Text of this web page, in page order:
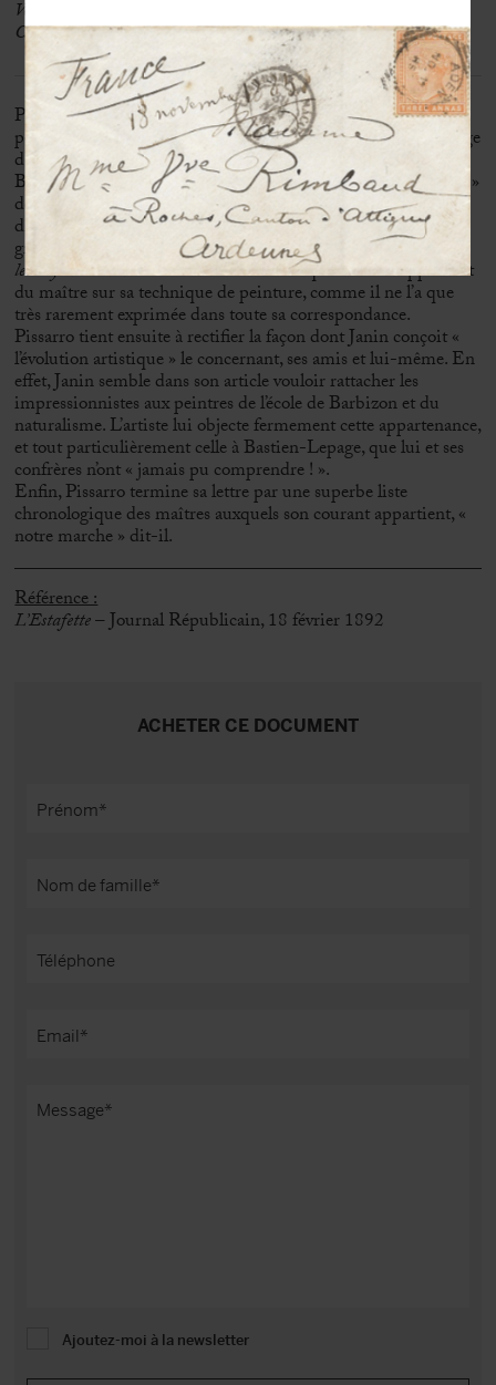
Votre dévoué
C. Pissarro.»
Pissarro envoie ici ses remerciements à son correspondant
pour une chronique parue dans le journal L’Estafette, en marge
d’une exposition de ses peintures chez Durand-Ruel.
Bien que l’artiste apprécie la compréhension « philosophique »
de Janin pour son œuvre, et plus particulièrement sur la
division des tons, il le désapprouve néanmoins avec le plus
grand tact sur les aspérités qui ne permettent pas « d’accrocher
les rayons lumineux». S’en suit un remarquable développement
du maître sur sa technique de peinture, comme il ne l’a que
très rarement exprimée dans toute sa correspondance.
Pissarro tient ensuite à rectifier la façon dont Janin conçoit «
l’évolution artistique » le concernant, ses amis et lui-même. En
effet, Janin semble dans son article vouloir rattacher les
impressionnistes aux peintres de l’école de Barbizon et du
naturalisme. L’artiste lui objecte fermement cette appartenance,
et tout particulièrement celle à Bastien-Lepage, que lui et ses
confrères n’ont « jamais pu comprendre ! ».
Enfin, Pissarro termine sa lettre par une superbe liste
chronologique des maîtres auxquels son courant appartient, «
notre marche » dit-il.
Référence :
L’Estafette– Journal Républicain, 18 février 1892
ACHETER CE DOCUMENT
Ajoutez-moi à la newsletter